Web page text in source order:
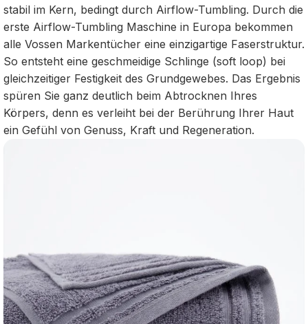
stabil im Kern, bedingt durch Airflow-Tumbling. Durch die
erste Airflow-Tumbling Maschine in Europa bekommen
alle Vossen Markentücher eine einzigartige Faserstruktur.
So entsteht eine geschmeidige Schlinge (soft loop) bei
gleichzeitiger Festigkeit des Grundgewebes. Das Ergebnis
spüren Sie ganz deutlich beim Abtrocknen Ihres
Körpers, denn es verleiht bei der Berührung Ihrer Haut
ein Gefühl von Genuss, Kraft und Regeneration.